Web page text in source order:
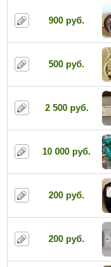
900 руб.
500 руб.
2 500 руб.
10 000 руб.
200 руб.
200 руб.